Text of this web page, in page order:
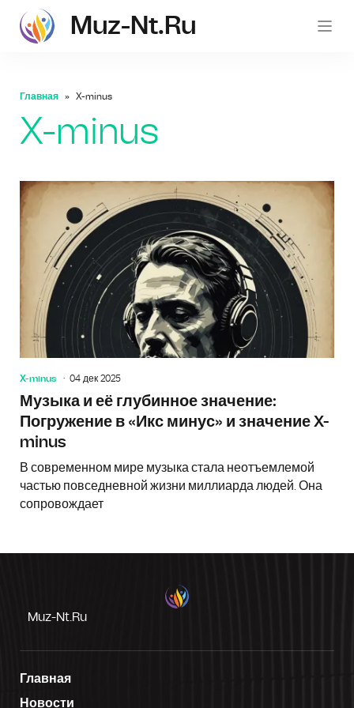
muz-
Muz-Nt.ru
Главная X-minus
X-minus
X-minus 04 дек 2025
Музыка и её глубинное значение:
Погружение в «Икс минус» и значение X-
minus
В современном мире музыка стала неотъемлемой
частью повседневной жизни миллиарда людей. Она
сопровождает
Muz-Nt.ru
Главная
Новости